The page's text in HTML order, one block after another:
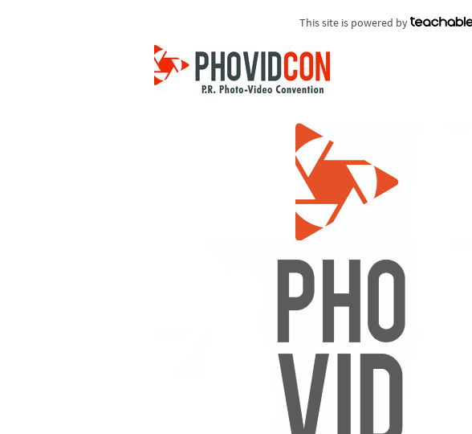
This site is powered by